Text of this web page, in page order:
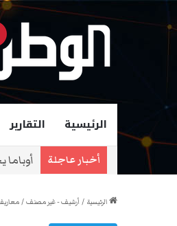
الرئيسية التقارير
أخبار عاجلة زهران
الرئيسية / أرشيف - غير مصنف/